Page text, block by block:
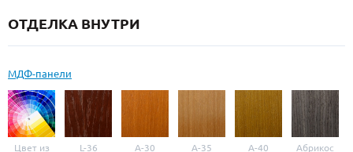
ОТДЕЛКА ВНУТРИ
МДФ-панели
Цвет из
L-36 A-30 A-35 A-40 Абрикос